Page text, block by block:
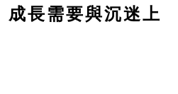
成長需要與沉迷上